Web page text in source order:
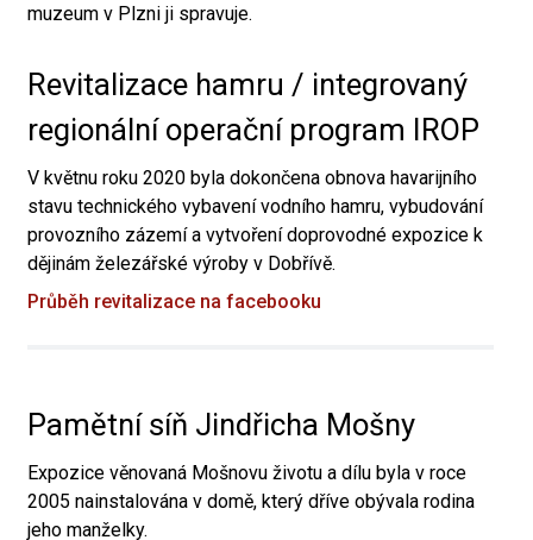
muzeum v Plzni ji spravuje.
Revitalizace hamru / integrovaný
regionální operační program IROP
V květnu roku 2020 byla dokončena obnova havarijního
stavu technického vybavení vodního hamru, vybudování
provozního zázemí a vytvoření doprovodné expozice k
dějinám železářské výroby v Dobřívě.
Průběh revitalizace na facebooku
Pamětní síň Jindřicha Mošny
Expozice věnovaná Mošnovu životu a dílu byla v roce
2005 nainstalována v domě, který dříve obývala rodina
jeho manželky.